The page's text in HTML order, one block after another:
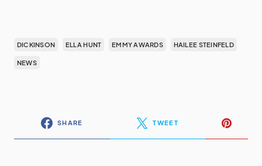
DICKINSON ELLA HUNT EMMY AWARDS HAILEE STEINFELD
NEWS
SHARE TWEET